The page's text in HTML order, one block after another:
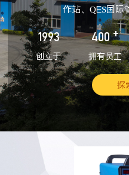
作站、QES国
1993
创立于
400 +
拥有员工
探